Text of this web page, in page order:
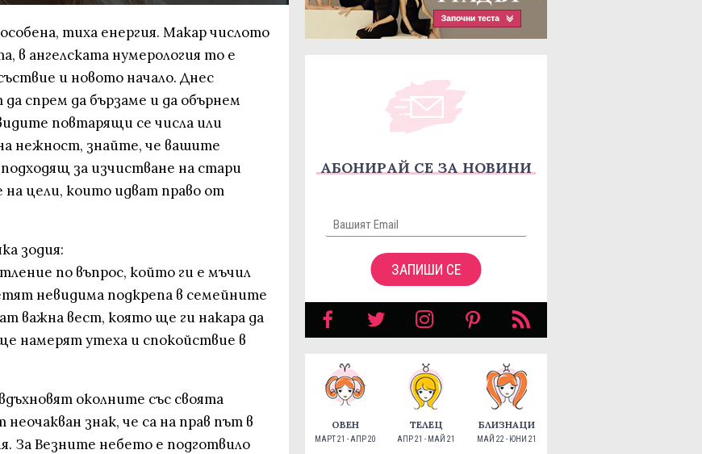
особена, тиха енергия. Макар числото
в ангелската нумерология то е
и новото начало. Днес
спрем да бързаме и да обърнем
повтарящи се числа или
нежност, знайте, че вашите
за изчистване на стари
на цели, които идват право от
зодия:
по въпрос, който ги е мъчил
невидима подкрепа в семейните
важна вест, която ще ги накара да
намерят утеха и спокойствие в
околните със своята
знак, че са на прав път в
За Везните небето е подготвило
АБОНИРАЙ СЕ ЗА НОВИНИ
ЗАПИШИ СЕ
ОВЕН
МАРТ 21 - АПР 20
ТЕЛЕЦ
АПР 21 - МАЙ 21
БЛИЗНАЦИ
МАЙ 22 - ЮНИ 21